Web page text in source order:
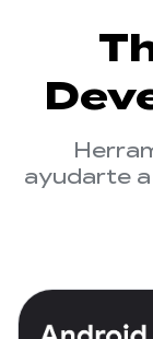
ayudarte